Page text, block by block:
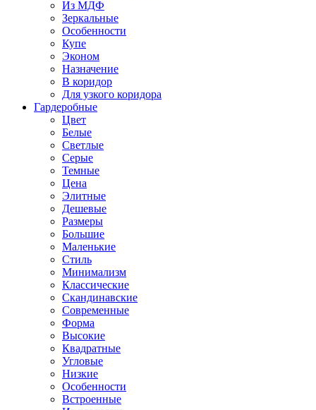
Из МДФ
Зеркальные
Особенности
Купе
Эконом
Назначение
В коридор
Для узкого коридора
Гардеробные
Цвет
Белые
Светлые
Серые
Темные
Цена
Элитные
Дешевые
Размеры
Большие
Маленькие
Стиль
Минимализм
Классические
Скандинавские
Современные
Форма
Высокие
Квадратные
Угловые
Низкие
Особенности
Встроенные